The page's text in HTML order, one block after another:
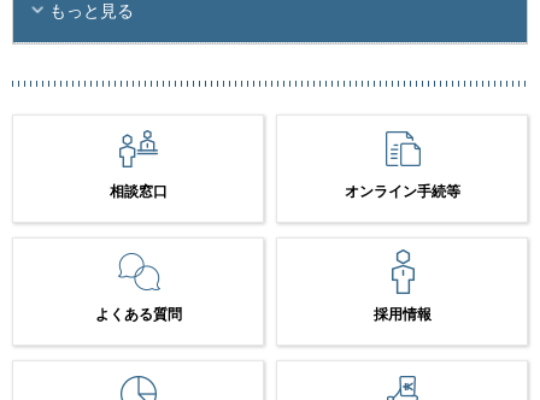
もっと見る
相談窓口 オンライン手続等
よくある質問 採用情報